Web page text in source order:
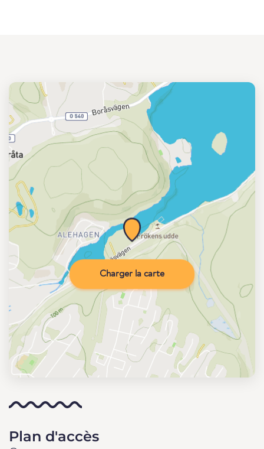
Charger la carte
Plan d'accès